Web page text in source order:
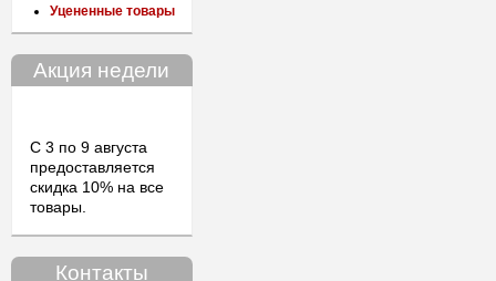
Уцененные товары
Акция недели
С 3 по 9 августа
предоставляется
скидка 10% на все
товары.
Контакты